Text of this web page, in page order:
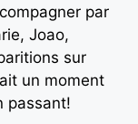
par
Joao,
sur
un moment
passant!